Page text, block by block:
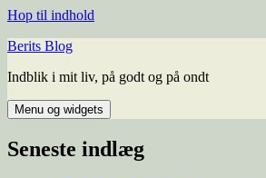
Hop til indhold
Berits Blog
Indblik i mit liv, på godt og på ondt
Menu og widgets
Seneste indlæg